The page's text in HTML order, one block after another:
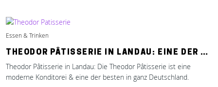
Essen & Trinken
THEODOR PÂTISSERIE IN LANDAU: EINE DER …
Theodor Pâtisserie in Landau: Die Theodor Pâtisserie ist eine
moderne Konditorei & eine der besten in ganz Deutschland.